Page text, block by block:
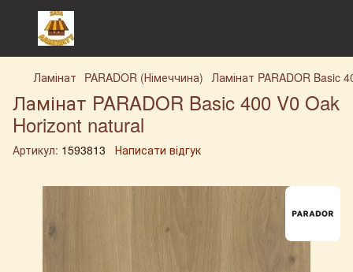
Ламінат PARADOR (Німеччина) Ламінат PARADOR Basic
Ламінат PARADOR Basic 400 V0 Oak
Horizont natural
Артикул: 1593813 Написати відгук